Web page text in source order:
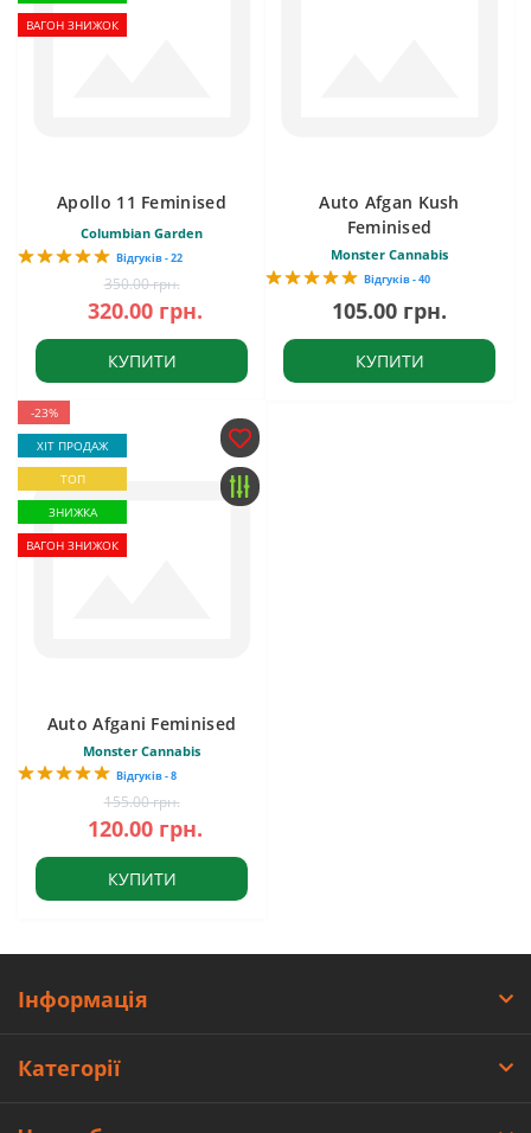
ВАГОН ЗНИЖОК
Apollo 11 Feminised
Columbian Garden
Відгуків - 22
350.00 грн.
320.00 грн.
КУПИТИ
Auto Afgan Kush
Feminised
Monster Cannabis
Відгуків - 40
105.00 грн.
КУПИТИ
-23%
ХІТ ПРОДАЖ
ТОП
ЗНИЖКА
ВАГОН ЗНИЖОК
Auto Afgani Feminised
Monster Cannabis
Відгуків - 8
155.00 грн.
120.00 грн.
КУПИТИ
Інформація
Категорії